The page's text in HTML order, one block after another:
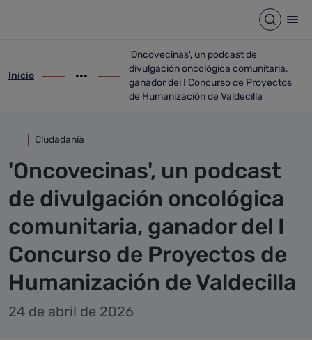
Abrir
ir-a inicio
Inicio
Mostrar opciones del camino de migas
ir-a 'Oncovecinas', un podcast de
'Oncovecinas', un podcast de
divulgación oncológica comunitaria,
ganador del I Concurso de Proyectos
de Humanización de Valdecilla
Ciudadanía
'Oncovecinas', un podcast
de divulgación oncológica
comunitaria, ganador del I
Concurso de Proyectos de
Humanización de Valdecilla
24 de abril de 2026